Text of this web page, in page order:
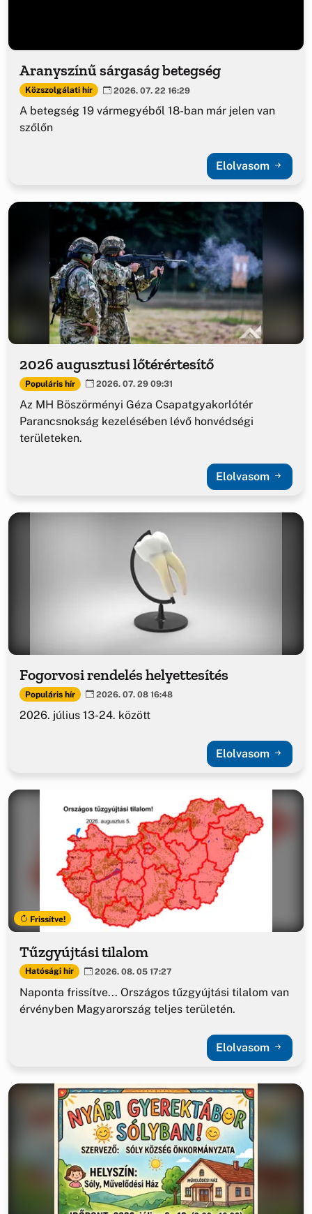
Aranyszínű sárgaság betegség
Közszolgálati hír 2026. 07. 22 16:29
A betegség 19 vármegyéből 18-ban már jelen van
szőlőn
Elolvasom
2026 augusztusi lőtérértesítő
Populáris hír 2026. 07. 29 09:31
Az MH Böszörményi Géza Csapatgyakorlótér
Parancsnokság kezelésében lévő honvédségi
területeken.
Elolvasom
Fogorvosi rendelés helyettesítés
Populáris hír 2026. 07. 08 16:48
2026. július 13-24. között
Elolvasom
Frissítve!
Tűzgyújtási tilalom
Hatósági hír 2026. 08. 05 17:27
Naponta frissítve... Országos tűzgyújtási tilalom van
érvényben Magyarország teljes területén.
Elolvasom